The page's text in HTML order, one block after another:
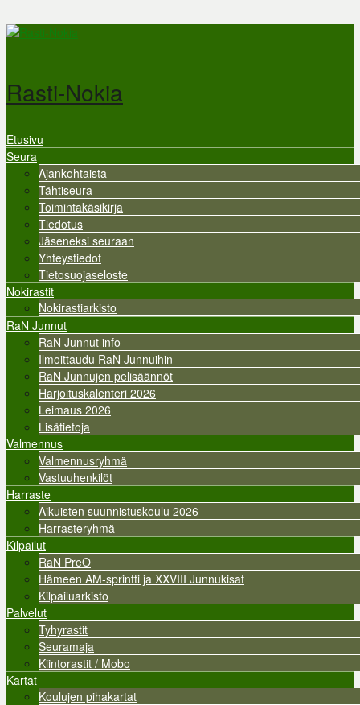
Hyppää pääsisältöön
Rasti-Nokia
Valikko
Etusivu
Seura
Ajankohtaista
Tähtiseura
Toimintakäsikirja
Tiedotus
Jäseneksi seuraan
Yhteystiedot
Tietosuojaseloste
Nokirastit
Nokirastiarkisto
RaN Junnut
RaN Junnut info
Ilmoittaudu RaN Junnuihin
RaN Junnujen pelisäännöt
Harjoituskalenteri 2026
Leimaus 2026
Lisätietoja
Valmennus
Valmennusryhmä
Vastuuhenkilöt
Harraste
Aikuisten suunnistuskoulu 2026
Harrasteryhmä
Kilpailut
RaN PreO
Hämeen AM-sprintti ja XXVIII Junnukisat
Kilpailuarkisto
Palvelut
Tyhyrastit
Seuramaja
Kiintorastit / Mobo
Kartat
Koulujen pihakartat